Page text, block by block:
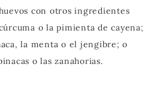
con otros ingredientes
o la pimienta de cayena;
la menta o el jengibre; o
o las zanahorias.